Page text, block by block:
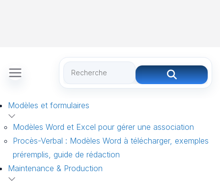
Modèles et formulaires
Modèles Word et Excel pour gérer une association
Procès-Verbal : Modèles Word à télécharger, exemples
préremplis, guide de rédaction
Maintenance & Production